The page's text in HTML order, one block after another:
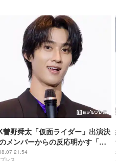
曽野舜太「仮面ライダー」出演決
メンバーからの反応明かす「楽
本を開いていたら…」【仮面ラ
21:54
レス